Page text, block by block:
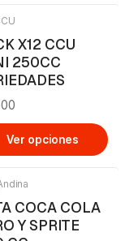
X12 CCU
250CC
Ver opciones
COCA COLA
Y SPRITE